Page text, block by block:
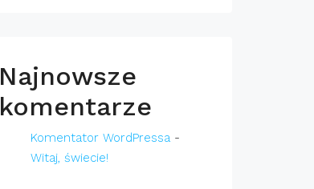
Najnowsze
komentarze
Komentator WordPressa -
Witaj, świecie!